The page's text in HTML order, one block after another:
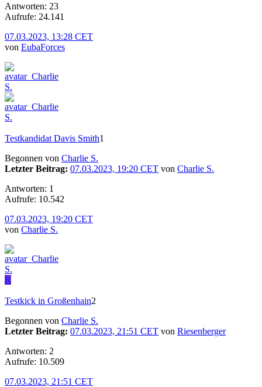
Antworten: 23
Aufrufe: 24.141
07.03.2023, 13:28 CET
von EubaForces
Testkandidat Davis Smith1
Begonnen von Charlie S.
Letzter Beitrag: 07.03.2023, 19:20 CET von Charlie S.
Antworten: 1
Aufrufe: 10.542
07.03.2023, 19:20 CET
von Charlie S.
R
Testkick in Großenhain2
Begonnen von Charlie S.
Letzter Beitrag: 07.03.2023, 21:51 CET von Riesenberger
Antworten: 2
Aufrufe: 10.509
07.03.2023, 21:51 CET